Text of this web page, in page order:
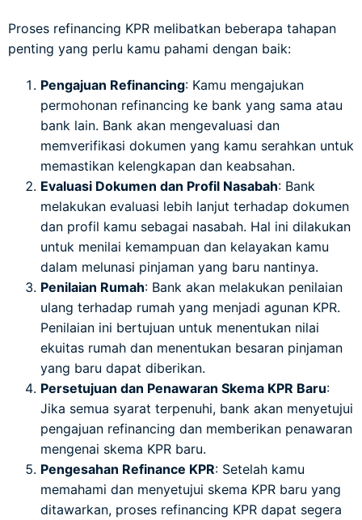
Proses refinancing KPR melibatkan beberapa tahapan
penting yang perlu kamu pahami dengan baik:
Pengajuan Refinancing: Kamu mengajukan
permohonan refinancing ke bank yang sama atau
bank lain. Bank akan mengevaluasi dan
memverifikasi dokumen yang kamu serahkan untuk
memastikan kelengkapan dan keabsahan.
Evaluasi Dokumen dan Profil Nasabah: Bank
melakukan evaluasi lebih lanjut terhadap dokumen
dan profil kamu sebagai nasabah. Hal ini dilakukan
untuk menilai kemampuan dan kelayakan kamu
dalam melunasi pinjaman yang baru nantinya.
Penilaian Rumah: Bank akan melakukan penilaian
ulang terhadap rumah yang menjadi agunan KPR.
Penilaian ini bertujuan untuk menentukan nilai
ekuitas rumah dan menentukan besaran pinjaman
yang baru dapat diberikan.
Persetujuan dan Penawaran Skema KPR Baru:
Jika semua syarat terpenuhi, bank akan menyetujui
pengajuan refinancing dan memberikan penawaran
mengenai skema KPR baru.
Pengesahan Refinance KPR: Setelah kamu
memahami dan menyetujui skema KPR baru yang
ditawarkan, proses refinancing KPR dapat segera